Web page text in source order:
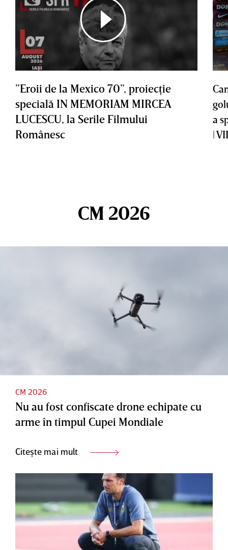
”Eroii de la Mexico 70”, proiecţie
specială IN MEMORIAM MIRCEA
LUCESCU, la Serile Filmului
Românesc
a
|
CM 2026
CM 2026
Nu au fost confiscate drone echipate cu
arme în timpul Cupei Mondiale
Citește mai mult